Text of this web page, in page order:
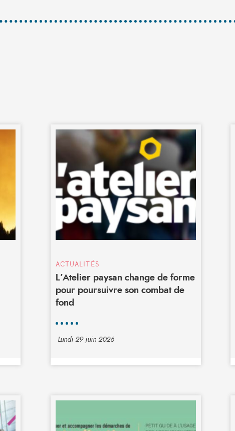
ACTUALITÉS
L’Atelier paysan change de forme
pour poursuivre son combat de
fond
Lundi 29 juin 2026